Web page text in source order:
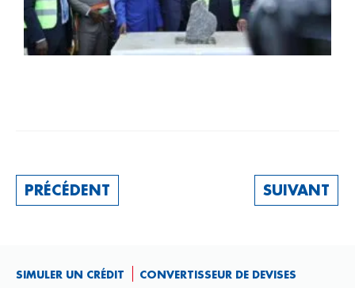
PRÉCÉDENT SUIVANT
SIMULER UN CRÉDIT CONVERTISSEUR DE DEVISES